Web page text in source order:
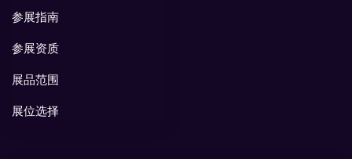
参展指南
参展资质
展品范围
展位选择